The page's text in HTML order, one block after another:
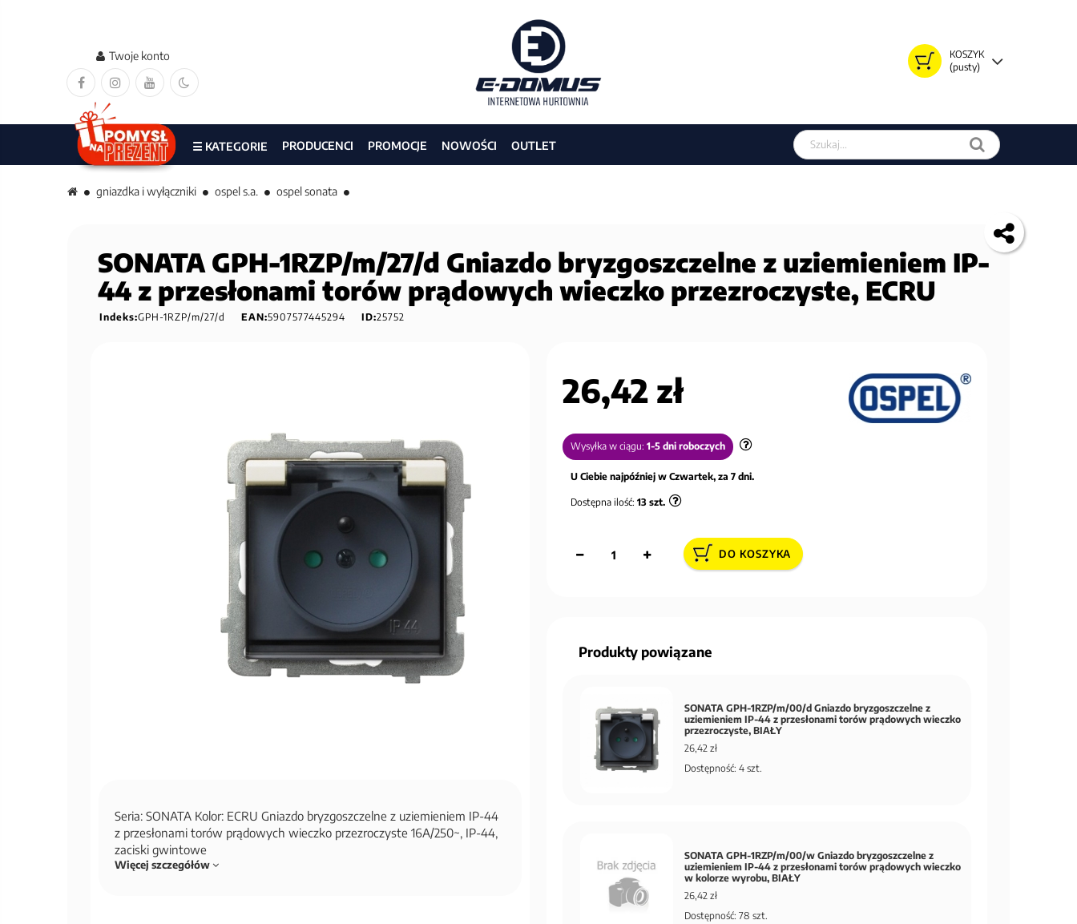
KOSZYK
(pusty)
Twoje konto
Szukaj w sklepie
☰ KATEGORIE PRODUCENCI PROMOCJE NOWOŚCI OUTLET
gniazdka i wyłączniki ospel s.a. ospel sonata
SONATA GPH-1RZP/m/27/d Gniazdo bryzgoszczelne z uziemieniem IP-
44 z przesłonami torów prądowych wieczko przezroczyste, ECRU
Indeks:GPH-1RZP/m/27/d EAN:5907577445294 ID:25752
Seria: SONATA Kolor: ECRU Gniazdo bryzgoszczelne z uziemieniem IP-44
z przesłonami torów prądowych wieczko przezroczyste 16A/250~, IP-44,
zaciski gwintowe
Więcej szczegółów
26,42 zł
Wysyłka w ciągu: 1-5 dni roboczych
U Ciebie najpóźniej w Czwartek, za 7 dni.
Dostępna ilość: 13 szt.
DO KOSZYKA
Produkty powiązane
SONATA GPH-1RZP/m/00/d Gniazdo bryzgoszczelne z
uziemieniem IP-44 z przesłonami torów prądowych wieczko
przezroczyste, BIAŁY
26,42 zł
Dostępność: 4 szt.
SONATA GPH-1RZP/m/00/w Gniazdo bryzgoszczelne z
uziemieniem IP-44 z przesłonami torów prądowych wieczko
w kolorze wyrobu, BIAŁY
26,42 zł
Dostępność: 78 szt.